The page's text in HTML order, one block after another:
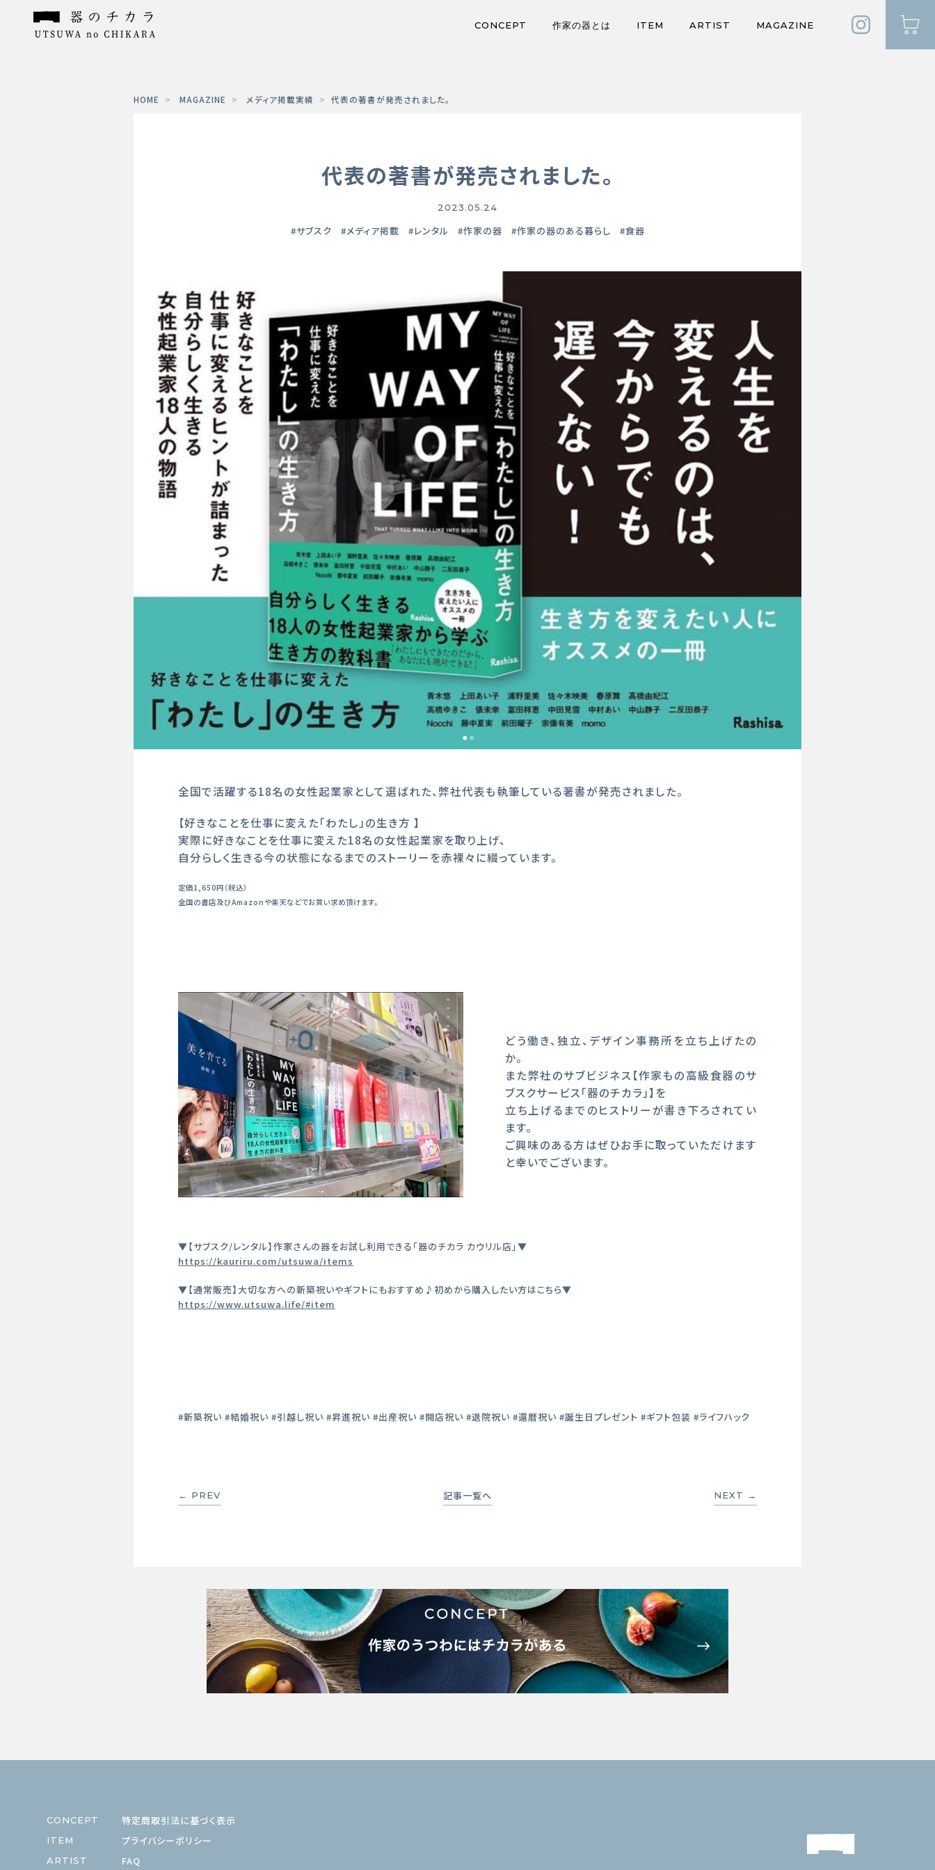
CONCEPT 作家の器とは ITEM ARTIST MAGAZINE
HOME MAGAZINE メディア掲載実績 代表の著書が発売されました。
代表の著書が発売されました。
2023.05.24
#サブスク #メディア掲載 #レンタル #作家の器 #作家の器のある暮らし #食器
全国で活躍する18名の女性起業家として選ばれた、弊社代表も執筆している著書が発売されました。
【好きなことを仕事に変えた「わたし」の生き方 】
実際に好きなことを仕事に変えた18名の女性起業家を取り上げ、
自分らしく生きる今の状態になるまでのストーリーを赤裸々に綴っています。
定価1,650円（税込）
全国の書店及びAmazonや楽天などでお買い求め頂けます。
どう働き、独立、デザイン事務所を立ち上げたの
か。
また弊社のサブビジネス【作家もの高級食器のサ
ブスクサービス「器のチカラ」】を
立ち上げるまでのヒストリーが書き下ろされてい
ます。
ご興味のある方はぜひお手に取っていただけます
と幸いでございます。
▼【サブスク/レンタル】作家さんの器をお試し利用できる「器のチカラ カウリル店」▼
https://kauriru.com/utsuwa/items
▼【通常販売】大切な方への新築祝いやギフトにもおすすめ♪初めから購入したい方はこちら▼
https://www.utsuwa.life/#item
#新築祝い #結婚祝い #引越し祝い #昇進祝い #出産祝い #開店祝い #退院祝い #還暦祝い #誕生日プレゼント #ギフト包装 #ライフハック
← PREV 記事一覧へ NEXT →
CONCEPT
ITEM
ARTIST
特定商取引法に基づく表示
プライバシーポリシー
FAQ